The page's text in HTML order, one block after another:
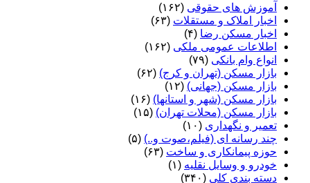
آموزش های حقوقی (۱۶۲)
اخبار املاک و مستقلات (۶۳)
اخبار مسکن رضا (۴)
اطلاعات عمومی ملکی (۱۶۲)
انواع وام بانکی (۷۹)
بازار مسکن (تهران و کرج) (۶۲)
بازار مسکن (جهانی) (۱۲)
بازار مسکن (شهر و استانها) (۱۶)
بازار مسکن (محلات تهران) (۱۵)
تعمیر و نگهداری (۱۰)
چند رسانه ای (فیلم،صوت و..) (۵)
حوزه پیمانکاری و ساخت (۶۳)
خودرو و وسایل نقلیه (۱)
دسته بندی کلی (۳۴۰)